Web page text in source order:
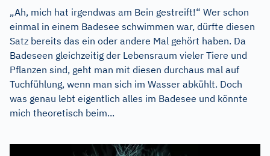
„Ah, mich hat irgendwas am Bein gestreift!“ Wer schon
einmal in einem Badesee schwimmen war, dürfte diesen
Satz bereits das ein oder andere Mal gehört haben. Da
Badeseen gleichzeitig der Lebensraum vieler Tiere und
Pflanzen sind, geht man mit diesen durchaus mal auf
Tuchfühlung, wenn man sich im Wasser abkühlt. Doch
was genau lebt eigentlich alles im Badesee und könnte
mich theoretisch beim...